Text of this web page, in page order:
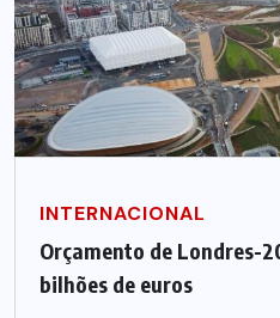
INTERNACIONAL
Orçamento de Londres-
bilhões de euros